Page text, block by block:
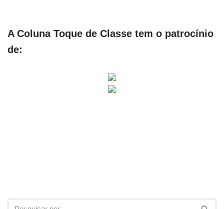
A Coluna Toque de Classe tem o patrocínio
de: